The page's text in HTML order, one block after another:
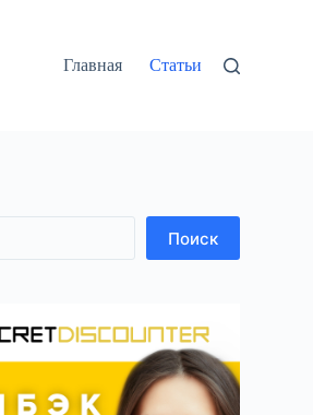
Главная Статьи
Поиск